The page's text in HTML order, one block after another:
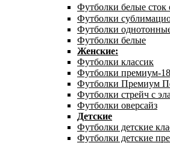
Футболки белые сток
Футболки
Футболки
Футболки белые
Женские:
Футболки классик
Футболки премиум-
Футболки Премиум
Футболки стрейч с
Футболки оверсайз
Детские
Футболки детские
Футболки детские